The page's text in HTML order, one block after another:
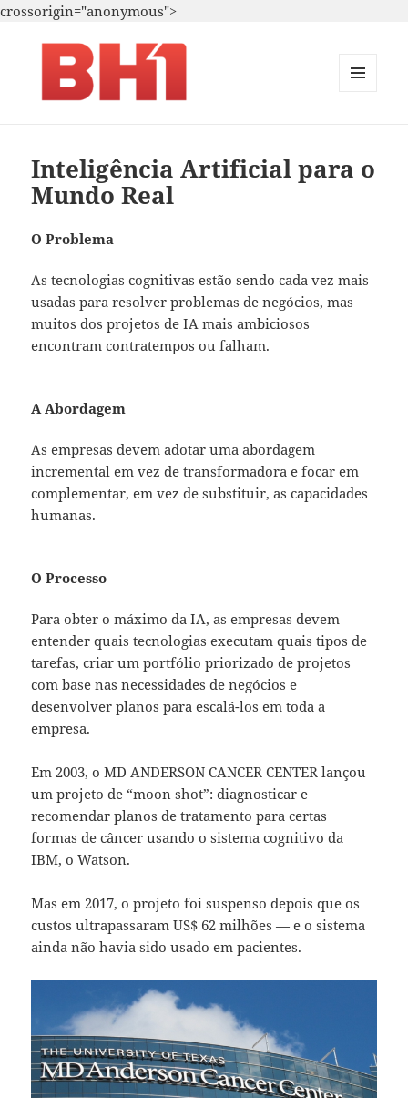
crossorigin="anonymous">
Inteligência Artificial para o
Mundo Real
O Problema
As tecnologias cognitivas estão sendo cada vez mais
usadas para resolver problemas de negócios, mas
muitos dos projetos de IA mais ambiciosos
encontram contratempos ou falham.
A Abordagem
As empresas devem adotar uma abordagem
incremental em vez de transformadora e focar em
complementar, em vez de substituir, as capacidades
humanas.
O Processo
Para obter o máximo da IA, as empresas devem
entender quais tecnologias executam quais tipos de
tarefas, criar um portfólio priorizado de projetos
com base nas necessidades de negócios e
desenvolver planos para escalá-los em toda a
empresa.
Em 2003, o MD ANDERSON CANCER CENTER lançou
um projeto de “moon shot”: diagnosticar e
recomendar planos de tratamento para certas
formas de câncer usando o sistema cognitivo da
IBM, o Watson.
Mas em 2017, o projeto foi suspenso depois que os
custos ultrapassaram US$ 62 milhões — e o sistema
ainda não havia sido usado em pacientes.